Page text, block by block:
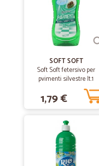
SOFT SOFT
Soft Soft fetersivo per
pvimenti silvestre lt.1
1,79 €